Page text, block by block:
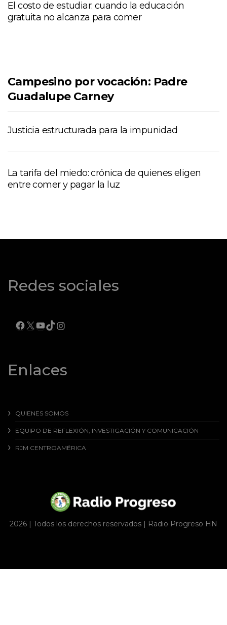
El costo de estudiar: cuando la educación
gratuita no alcanza para comer
Campesino por vocación: Padre
Guadalupe Carney
Justicia estructurada para la impunidad
La tarifa del miedo: crónica de quienes eligen
entre comer y pagar la luz
Redes sociales
FACEBOOK
X YOUTUBE
TIKTOK
INSTAGRAM
Enlaces
QUIENES SOMOS
EQUIPO DE REFLEXIÓN, INVESTIGACIÓN Y COMUNICACIÓN
RJM CENTROAMÉRICA
2026 | Todos los derechos reservados | Radio Progreso HN